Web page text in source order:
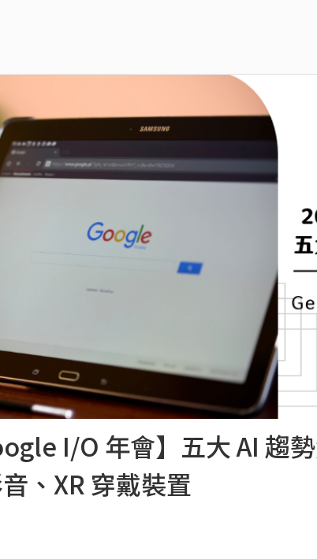
I/O 年會】五大 AI 趨
、XR 穿戴裝置